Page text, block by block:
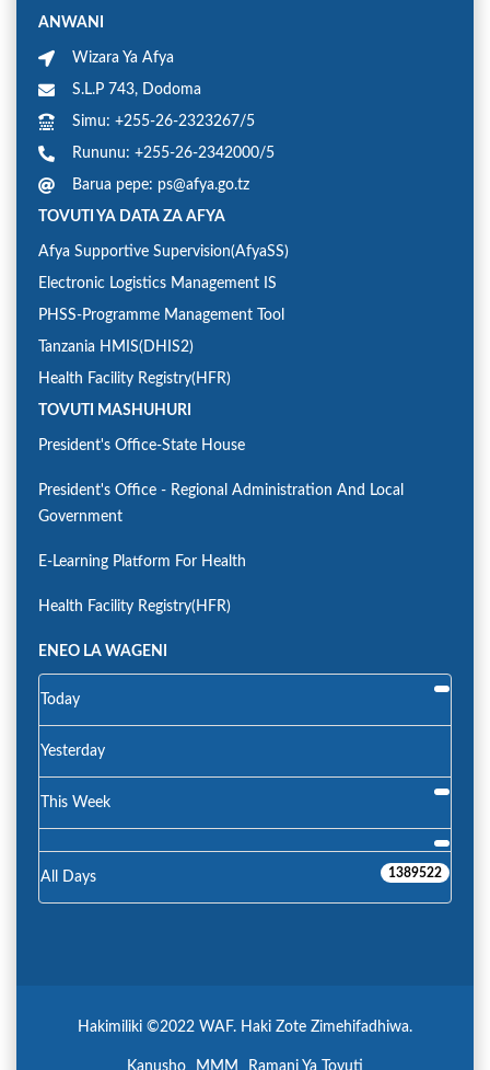
ANWANI
Wizara Ya Afya
S.L.P 743, Dodoma
Simu: +255-26-2323267/5
Rununu: +255-26-2342000/5
Barua pepe: ps@afya.go.tz
TOVUTI YA DATA ZA AFYA
Afya Supportive Supervision(AfyaSS)
Electronic Logistics Management IS
PHSS-Programme Management Tool
Tanzania HMIS(DHIS2)
Health Facility Registry(HFR)
TOVUTI MASHUHURI
President's Office-State House
President's Office - Regional Administration And Local
Government
E-Learning Platform For Health
Health Facility Registry(HFR)
ENEO LA WAGENI
Today
Yesterday
This Week
All Days 1389522
Hakimiliki ©2022 WAF. Haki Zote Zimehifadhiwa.
Kanusho MMM Ramani Ya Tovuti